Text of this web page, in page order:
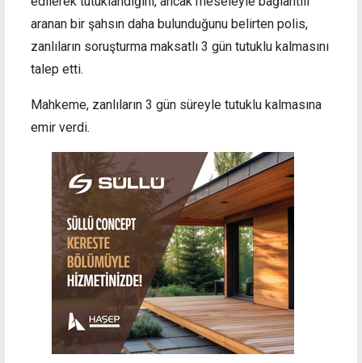
aranan bir şahsın daha bulunduğunu belirten polis,
zanlıların soruşturma maksatlı 3 gün tutuklu kalmasını
talep etti.
Mahkeme, zanlıların 3 gün süreyle tutuklu kalmasına
emir verdi.